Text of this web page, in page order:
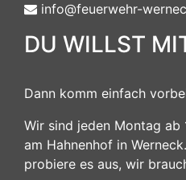
info@feuerwehr-
DU WILLST
Dann komm einfach
Wir sind jeden Montag ab
am Hahnenhof in
probiere es aus, wir